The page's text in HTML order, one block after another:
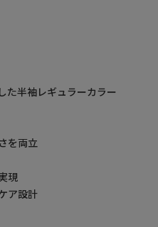
た半袖レギュラーカラー
を両立
現
ア設計